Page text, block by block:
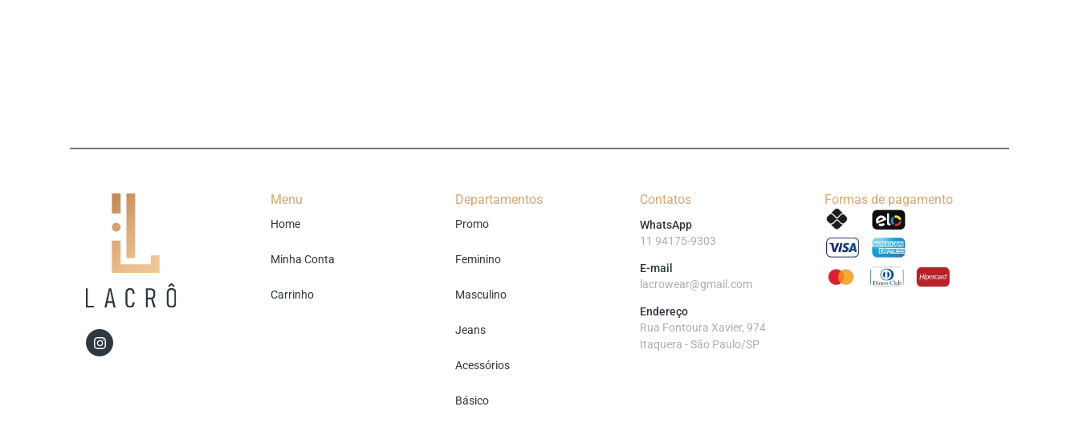
Menu
Home
Minha Conta
Carrinho
Departamentos
Promo
Feminino
Masculino
Jeans
Acessórios
Básico
Contatos
WhatsApp
11 94175-9303
E-mail
lacrowear@gmail.com
Endereço
Rua Fontoura Xavier, 974
Itaquera - São Paulo/SP
Formas de pagamento